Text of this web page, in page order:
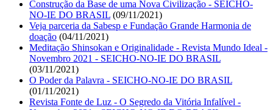
Construção da Base de uma Nova Civilização - SEICHO-
NO-IE DO BRASIL (09/11/2021)
Veja parceria da Sabesp e Fundação Grande Harmonia de
doação (04/11/2021)
Meditação Shinsokan e Originalidade - Revista Mundo Ideal -
Novembro 2021 - SEICHO-NO-IE DO BRASIL
(03/11/2021)
O Poder da Palavra - SEICHO-NO-IE DO BRASIL
(01/11/2021)
Revista Fonte de Luz - O Segredo da Vitória Infalível -